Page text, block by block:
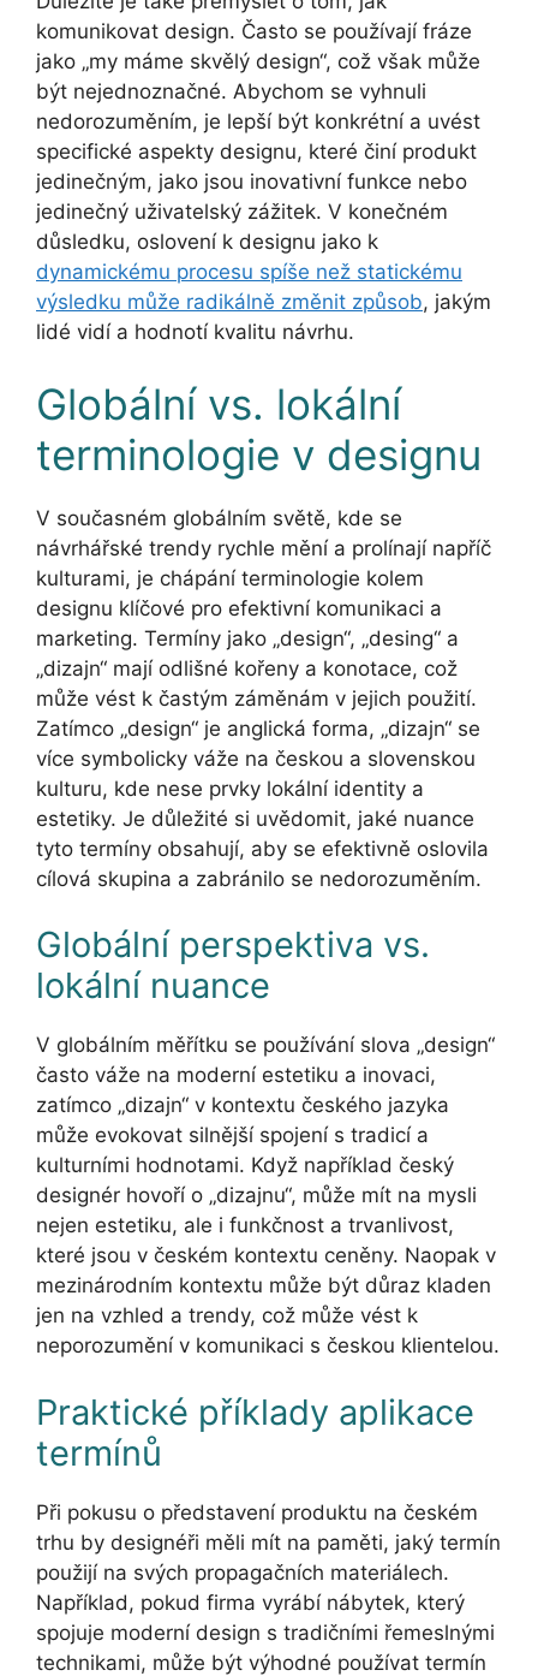
komunikovat design. Často se používají fráze
jako „my máme skvělý design“, což však může
být nejednoznačné. Abychom se vyhnuli
nedorozuměním, je lepší být konkrétní a uvést
specifické aspekty designu, které činí produkt
jedinečným, jako jsou inovativní funkce nebo
jedinečný uživatelský zážitek. V konečném
důsledku, oslovení k designu jako k
dynamickému procesu spíše než statickému
výsledku může radikálně změnit způsob, jakým
lidé vidí a hodnotí kvalitu návrhu.
Globální vs. lokální
terminologie v designu
V současném globálním světě, kde se
návrhářské trendy rychle mění a prolínají napříč
kulturami, je chápání terminologie kolem
designu klíčové pro efektivní komunikaci a
marketing. Termíny jako „design“, „desing“ a
„dizajn“ mají odlišné kořeny a konotace, což
může vést k častým záměnám v jejich použití.
Zatímco „design“ je anglická forma, „dizajn“ se
více symbolicky váže na českou a slovenskou
kulturu, kde nese prvky lokální identity a
estetiky. Je důležité si uvědomit, jaké nuance
tyto termíny obsahují, aby se efektivně oslovila
cílová skupina a zabránilo se nedorozuměním.
Globální perspektiva vs.
lokální nuance
V globálním měřítku se používání slova „design“
často váže na moderní estetiku a inovaci,
zatímco „dizajn“ v kontextu českého jazyka
může evokovat silnější spojení s tradicí a
kulturními hodnotami. Když například český
designér hovoří o „dizajnu“, může mít na mysli
nejen estetiku, ale i funkčnost a trvanlivost,
které jsou v českém kontextu ceněny. Naopak v
mezinárodním kontextu může být důraz kladen
jen na vzhled a trendy, což může vést k
neporozumění v komunikaci s českou klientelou.
Praktické příklady aplikace
termínů
Při pokusu o představení produktu na českém
trhu by designéři měli mít na paměti, jaký termín
použijí na svých propagačních materiálech.
Například, pokud firma vyrábí nábytek, který
spojuje moderní design s tradičními řemeslnými
technikami, může být výhodné používat termín